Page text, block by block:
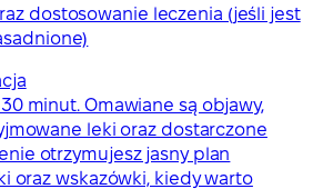
dostosowanie leczenia (jeśli jest
minut. Omawiane są objawy,
leki oraz dostarczone
otrzymujesz jasny plan
oraz wskazówki, kiedy warto